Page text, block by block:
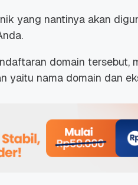
yang nantinya akan
domain tersebut,
yaitu nama domain dan